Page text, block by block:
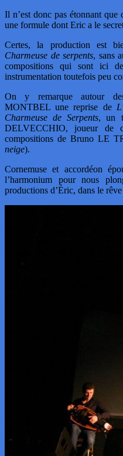
Il n’est donc pas étonnant que
une formule dont Eric a le
Certes, la production est
Charmeuse de serpents, sans
compositions qui sont ici
instrumentation toutefois peu
On y remarque autour
MONTBEL une reprise de
Charmeuse de Serpents, un
DELVECCHIO, joueur de
compositions de Bruno LE
neige).
Cornemuse et accordéon
l’harmonium pour nous
productions d’Éric, dans le